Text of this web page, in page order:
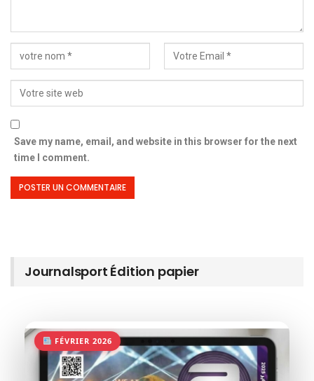
Save my name, email, and website in this browser for the next
time I comment.
Journalsport Édition papier
FÉVRIER 2026